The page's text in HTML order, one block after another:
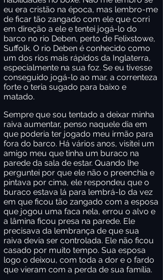
eu era cristão na época, mas lembro-me
de ficar tão zangado com ele que corri
em direção a ele e tentei jogá-lo do
barco no rio Deben, perto de Felixstowe,
Suffolk. O rio Deben é conhecido como
um dos rios mais rápidos da Inglaterra,
especialmente na sua foz. Se eu tivesse
conseguido jogá-lo ao mar, a correnteza
forte o teria sugado para baixo e
matado.
Sempre que sou tentado a deixar minha
raiva aumentar, penso naquele dia em
que poderia ter jogado meu irmão para
fora do barco. Há vários anos, visitei um
amigo meu que tinha um buraco na
parede da sala de estar. Quando lhe
perguntei por que ele não o preenchia e
pintava por cima, ele respondeu que o
buraco estava lá para lembrá-lo da vez
em que ficou tão zangado com a esposa
que jogou uma faca nela, errou o alvo e
a lâmina ficou presa na parede. Ele
precisava da lembrança de que sua
raiva devia ser controlada. Ele não ficou
casado por muito tempo. Sua esposa
logo o deixou, com toda a dor e o fardo
que vieram com a perda de sua família.